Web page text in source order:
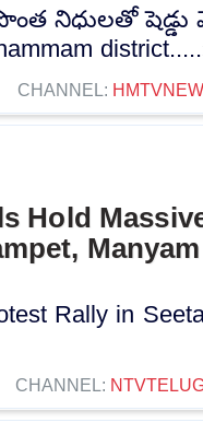
నిధులతో షెడ్డు
CHANNEL:
Hold
Rally in
CHANNEL: